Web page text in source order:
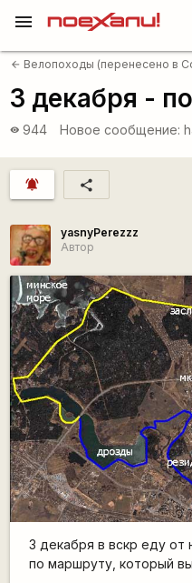
menu
arrow_back Велопоходы (перенесено в
3 декабря -
visibility 944 Новое сообщение:
notifications_active share
yasnyPerezzz
Автор
3 декабря в вскр еду от
по маршруту, который